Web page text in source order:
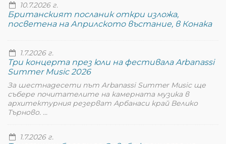
10.7.2026 г.
Британският посланик откри изложа,
посветена на Априлското въстание, в Конака
1.7.2026 г.
Три концерта през юли на фестивала Arbanassi
Summer Music 2026
За шестнадесети път Arbanassi Summer Music ще
събере почитателите на камерната музика в
архитектурния резерват Арбанаси край Велико
Търново. ...
1.7.2026 г.